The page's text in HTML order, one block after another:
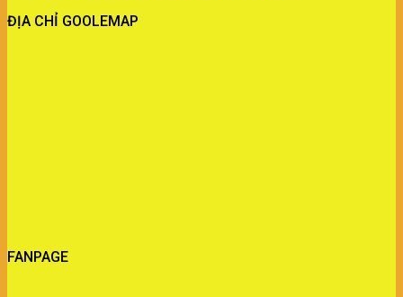
ĐỊA CHỈ GOOLEMAP
FANPAGE